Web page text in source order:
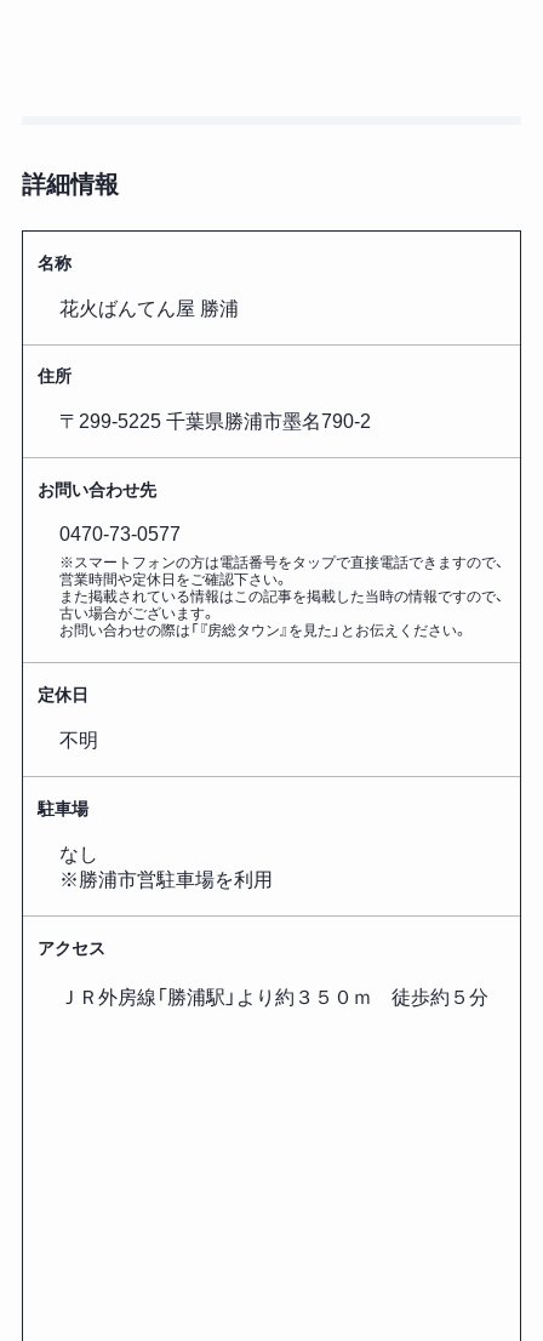
詳細情報
名称
花火ばんてん屋 勝浦
住所
〒299-5225 千葉県勝浦市墨名790-2
お問い合わせ先
0470-73-0577
※スマートフォンの方は電話番号をタップで直接電話できますので、
営業時間や定休日をご確認下さい。
また掲載されている情報はこの記事を掲載した当時の情報ですので、
古い場合がございます。
お問い合わせの際は「『房総タウン』を見た」とお伝えください。
定休日
不明
駐車場
なし
※勝浦市営駐車場を利用
アクセス
ＪＲ外房線「勝浦駅」より約３５０ｍ 徒歩約５分